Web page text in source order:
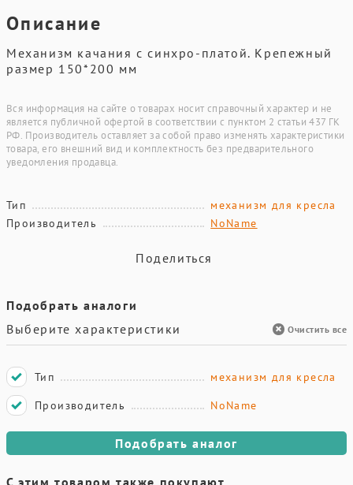
Описание
Механизм качания c синхро-платой. Крепежный
размер 150*200 мм
Вся информация на сайте о товарах носит справочный характер и не
является публичной офертой в соответствии с пунктом 2 статьи 437 ГК
РФ. Производитель оставляет за собой право изменять характеристики
товара, его внешний вид и комплектность без предварительного
уведомления продавца.
Тип
механизм для кресла
Производитель
NoName
Поделиться
Подобрать аналоги
Выберите характеристики
Очистить все
Тип
механизм для кресла
Производитель
NoName
Подобрать аналог
С этим товаром также покупают